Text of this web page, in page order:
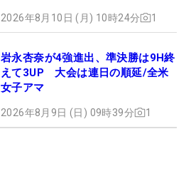
2026年8月10日 (月) 10時24分 1
岩永杏奈が4強進出、準決勝は9H終
えて3UP 大会は連日の順延/全米
女子アマ
2026年8月9日 (日) 09時39分 1